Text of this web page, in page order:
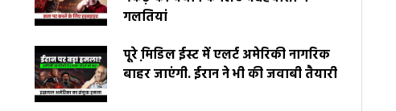
गलतियां
पूरे मि़डिल ईस्ट में एलर्ट अमेरिकी नागरिक
बाहर जाएंगी. ईरान ने भी की जवाबी तैयारी